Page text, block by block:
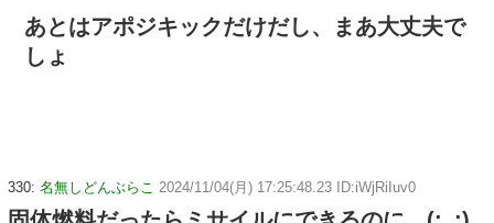
あとはアポジキックだけだし、まあ大丈夫で
しょ
330: 名無しどんぶらこ 2024/11/04(月) 17:25:48.23 ID:iWjRiIuv0